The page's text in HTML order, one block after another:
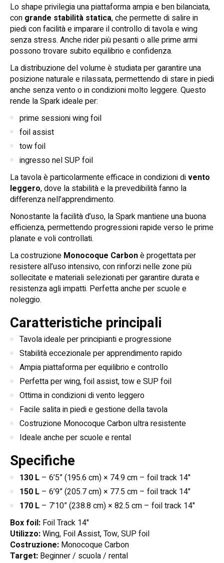
Lo shape privilegia una piattaforma ampia e ben bilanciata,
con grande stabilità statica, che permette di salire in
piedi con facilità e imparare il controllo di tavola e wing
senza stress. Anche rider più pesanti o alle prime armi
possono trovare subito equilibrio e confidenza.
La distribuzione del volume è studiata per garantire una
posizione naturale e rilassata, permettendo di stare in piedi
anche senza vento o in condizioni molto leggere. Questo
rende la Spark ideale per:
prime sessioni wing foil
foil assist
tow foil
ingresso nel SUP foil
La tavola è particolarmente efficace in condizioni divento
leggero, dove la stabilità e la prevedibilità fanno la
differenza nell’apprendimento.
Nonostante la facilità d’uso, la Spark mantiene una buona
efficienza, permettendo progressioni rapide verso le prime
planate e voli controllati.
La costruzione Monocoque Carbonè progettata per
resistere all’uso intensivo, con rinforzi nelle zone più
sollecitate e materiali selezionati per garantire durata e
resistenza agli impatti. Perfetta anche per scuole e
noleggio.
Caratteristiche principali
Tavola ideale per principianti e progressione
Stabilità eccezionale per apprendimento rapido
Ampia piattaforma per equilibrio e controllo
Perfetta per wing, foil assist, tow e SUP foil
Ottima in condizioni di vento leggero
Facile salita in piedi e gestione della tavola
Costruzione Monocoque Carbon ultra resistente
Ideale anche per scuole e rental
Specifiche
130 L – 6’5” (195.6 cm) × 74.9 cm – foil track 14"
150 L – 6’9” (205.7 cm) × 77.5 cm – foil track 14"
170 L – 7’10” (238.8 cm) × 82.5 cm – foil track 14"
Box foil: Foil Track 14"
Utilizzo:Wing, Foil Assist, Tow, SUP foil
Costruzione: Monocoque Carbon
Target: Beginner / scuola / rental